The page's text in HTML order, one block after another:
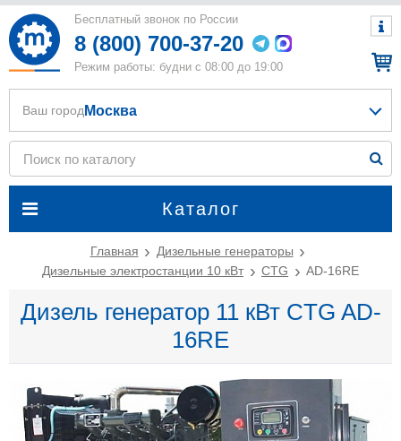
Бесплатный звонок по России
8 (800) 700-37-20
Режим работы: будни с 08:00 до 19:00
Каталог
Ваш город Москва
Главная
Дизельные генераторы
Дизельные электростанции 10 кВт
CTG AD-16RE
Дизель генератор 11 кВт CTG AD-
16RE